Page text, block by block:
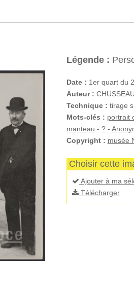
Légende :
Date : 1er quart du
Auteur :
Technique : tirage
Mots-clés : portrait
manteau - ?-
Copyright : musée
Choisir cette
Ajouter à ma
Télécharger